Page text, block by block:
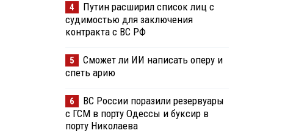
4
Путин расширил список лиц с
судимостью для заключения
контракта с ВС РФ
5
Сможет ли ИИ написать оперу и
спеть арию
6
ВС России поразили резервуары
с ГСМ в порту Одессы и буксир в
порту Николаева